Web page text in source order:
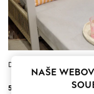
Shorts
adidas
Nike
All Girls
Shoes
Trousers
Decoris Relax Polštář
595 Kč
NAŠE